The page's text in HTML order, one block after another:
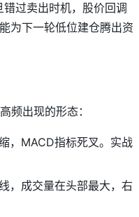
错过卖出时机，股价回调
为下一轮低位建仓腾出资
频出现的形态：
，MACD指标死叉。实战
，成交量在头部最大，右